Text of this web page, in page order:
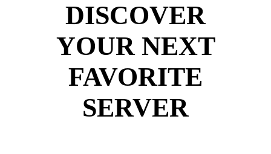
DISCOVER
YOUR NEXT
FAVORITE
SERVER